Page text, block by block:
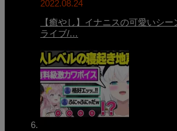
2022.08.24
【癒やし】イナニスの可愛いシ
ライブ/…